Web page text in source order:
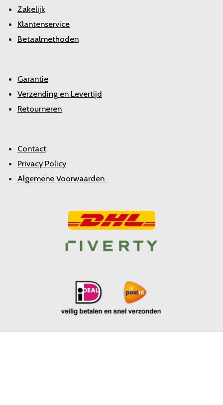
Zakelijk
Klantenservice
Betaalmethoden
Garantie
Verzending en Levertijd
Retourneren
Contact
Privacy Policy
Algemene Voorwaarden